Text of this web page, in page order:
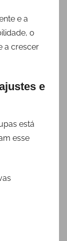
e a
o
a crescer
e
está
esse